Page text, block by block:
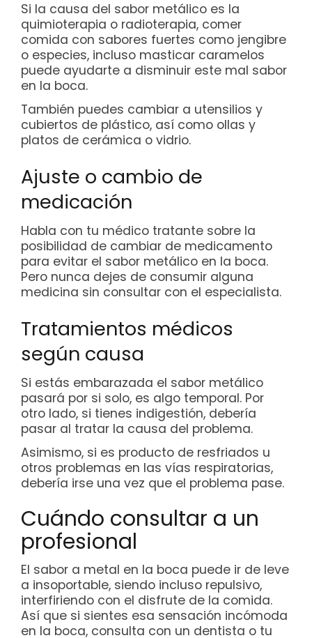
Si la causa del sabor metálico es la
quimioterapia o radioterapia, comer
comida con sabores fuertes como jengibre
o especies, incluso masticar caramelos
puede ayudarte a disminuir este mal sabor
en la boca.
También puedes cambiar a utensilios y
cubiertos de plástico, así como ollas y
platos de cerámica o vidrio.
Ajuste o cambio de
medicación
Habla con tu médico tratante sobre la
posibilidad de cambiar de medicamento
para evitar el sabor metálico en la boca.
Pero nunca dejes de consumir alguna
medicina sin consultar con el especialista.
Tratamientos médicos
según causa
Si estás embarazada el sabor metálico
pasará por si solo, es algo temporal. Por
otro lado, si tienes indigestión, debería
pasar al tratar la causa del problema.
Asimismo, si es producto de resfriados u
otros problemas en las vías respiratorias,
debería irse una vez que el problema pase.
Cuándo consultar a un
profesional
El sabor a metal en la boca puede ir de leve
a insoportable, siendo incluso repulsivo,
interfiriendo con el disfrute de la comida.
Así que si sientes esa sensación incómoda
en la boca, consulta con un dentista o tu